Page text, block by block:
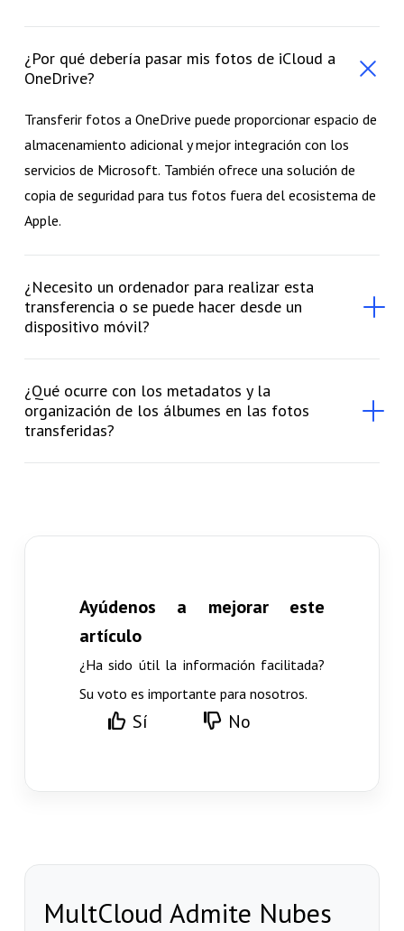
¿Por qué debería pasar mis fotos de iCloud a
OneDrive?
Transferir fotos a OneDrive puede proporcionar espacio de
almacenamiento adicional y mejor integración con los
servicios de Microsoft. También ofrece una solución de
copia de seguridad para tus fotos fuera del ecosistema de
Apple.
¿Necesito un ordenador para realizar esta
transferencia o se puede hacer desde un
dispositivo móvil?
¿Qué ocurre con los metadatos y la
organización de los álbumes en las fotos
transferidas?
Ayúdenos a mejorar este
artículo
¿Ha sido útil la información facilitada?
Su voto es importante para nosotros.
Sí No
MultCloud Admite Nubes